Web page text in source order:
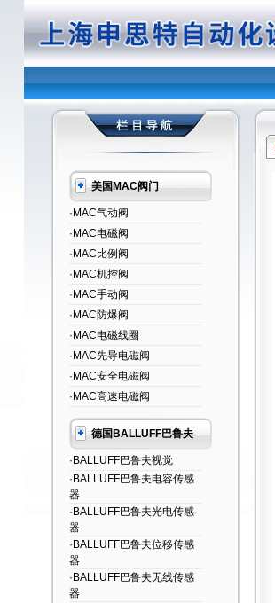
美国MAC阀门
·MAC气动阀
·MAC电磁阀
·MAC比例阀
·MAC机控阀
·MAC手动阀
·MAC防爆阀
·MAC电磁线圈
·MAC先导电磁阀
·MAC安全电磁阀
·MAC高速电磁阀
德国BALLUFF巴鲁夫
·BALLUFF巴鲁夫视觉
·BALLUFF巴鲁夫电容传感
器
·BALLUFF巴鲁夫光电传感
器
·BALLUFF巴鲁夫位移传感
器
·BALLUFF巴鲁夫无线传感
器